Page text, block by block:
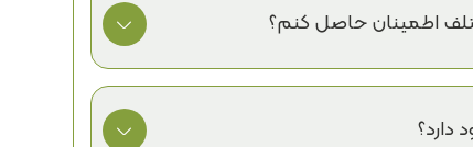
بر روی انواع چسب ممبران فراهم می کند.
اطمینان حاصل کنم؟
با کنترل کیفی دقیق تضمین می کند تا
دارد؟